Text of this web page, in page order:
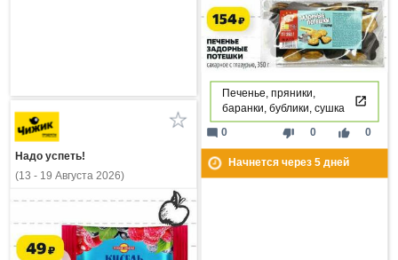
Печенье, пряники,
баранки, бублики, сушка
thumb_down 0 thumb_up 0
mode_comment 0
Начнется через 5дней
Надо успеть!
(13 - 19 Августа 2026)